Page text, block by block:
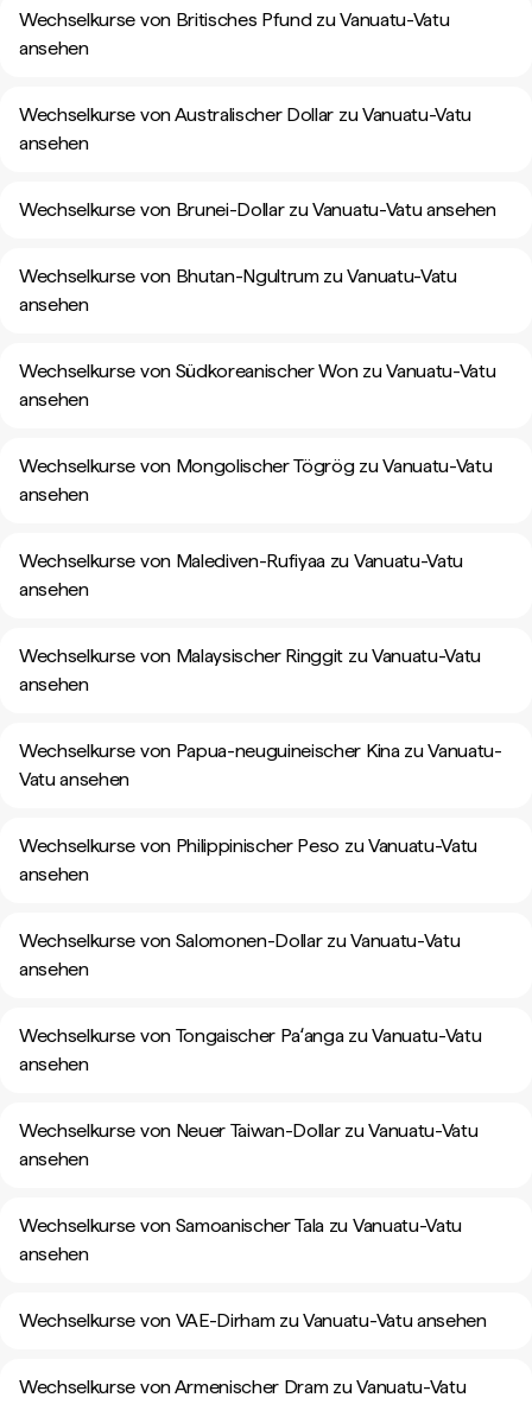
Wechselkurse von Britisches Pfund zu Vanuatu-Vatu
ansehen
Wechselkurse von Australischer Dollar zu Vanuatu-Vatu
ansehen
Wechselkurse von Brunei-Dollar zu Vanuatu-Vatu ansehen
Wechselkurse von Bhutan-Ngultrum zu Vanuatu-Vatu
ansehen
Wechselkurse von Südkoreanischer Won zu Vanuatu-Vatu
ansehen
Wechselkurse von Mongolischer Tögrög zu Vanuatu-Vatu
ansehen
Wechselkurse von Malediven-Rufiyaa zu Vanuatu-Vatu
ansehen
Wechselkurse von Malaysischer Ringgit zu Vanuatu-Vatu
ansehen
Wechselkurse von Papua-neuguineischer Kina zu Vanuatu-
Vatu ansehen
Wechselkurse von Philippinischer Peso zu Vanuatu-Vatu
ansehen
Wechselkurse von Salomonen-Dollar zu Vanuatu-Vatu
ansehen
Wechselkurse von Tongaischer Paʻanga zu Vanuatu-Vatu
ansehen
Wechselkurse von Neuer Taiwan-Dollar zu Vanuatu-Vatu
ansehen
Wechselkurse von Samoanischer Tala zu Vanuatu-Vatu
ansehen
Wechselkurse von VAE-Dirham zu Vanuatu-Vatu ansehen
Wechselkurse von Armenischer Dram zu Vanuatu-Vatu